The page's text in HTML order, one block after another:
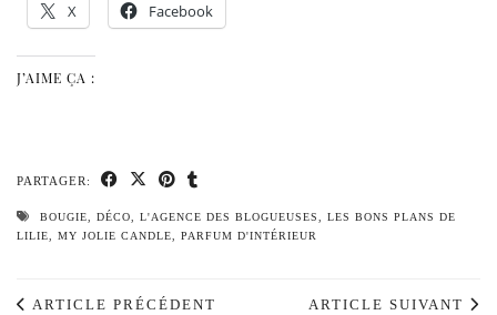
X Facebook
J’AIME ÇA :
PARTAGER:
BOUGIE, DÉCO, L'AGENCE DES BLOGUEUSES, LES BONS PLANS DE
LILIE, MY JOLIE CANDLE, PARFUM D'INTÉRIEUR
ARTICLE PRÉCÉDENT ARTICLE SUIVANT